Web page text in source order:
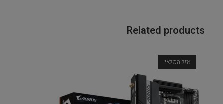
Related products
אזל המלאי